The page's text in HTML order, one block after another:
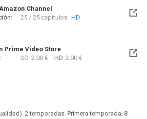
Channel
25 / 25 capítulos HD
Prime Video Store
SD 2.00 € HD 2.00 €
2 temporadas. Primera temporada: 8